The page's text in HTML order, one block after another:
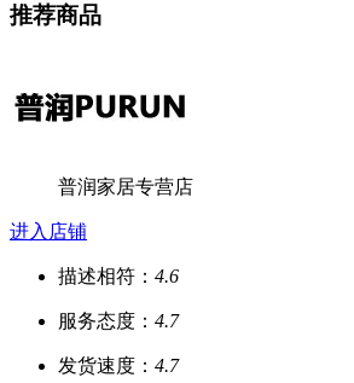
推荐商品
普润家居专营店
进入店铺
描述相符： 4.6
服务态度： 4.7
发货速度： 4.7